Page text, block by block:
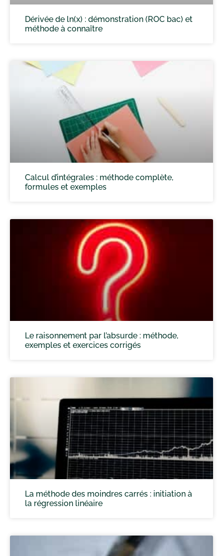
Dérivée de ln(x) : démonstration (ROC bac) et
méthode à connaître
Calcul d’intégrales : méthode complète,
formules et exemples
Le raisonnement par l’absurde : méthode,
exemples et exercices corrigés
La méthode des moindres carrés : initiation à
la régression linéaire